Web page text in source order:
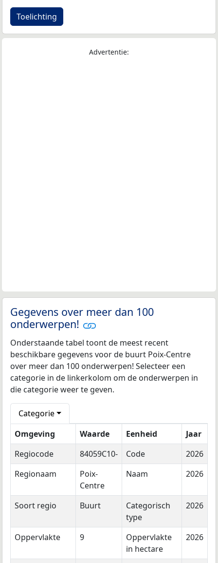
Toelichting
Advertentie:
Gegevens over meer dan 100
onderwerpen!
Onderstaande tabel toont de meest recent
beschikbare gegevens voor de buurt Poix-Centre
over meer dan 100 onderwerpen! Selecteer een
categorie in de linkerkolom om de onderwerpen in
die categorie weer te geven.
Categorie
Omgeving
Waarde Eenheid
Jaar
Regiocode
84059C10- Code
2026
Regionaam
Poix-
Centre
Naam 2026
Soort regio Buurt
Categorisch
type
2026
Oppervlakte 9
Oppervlakte
in hectare
2026